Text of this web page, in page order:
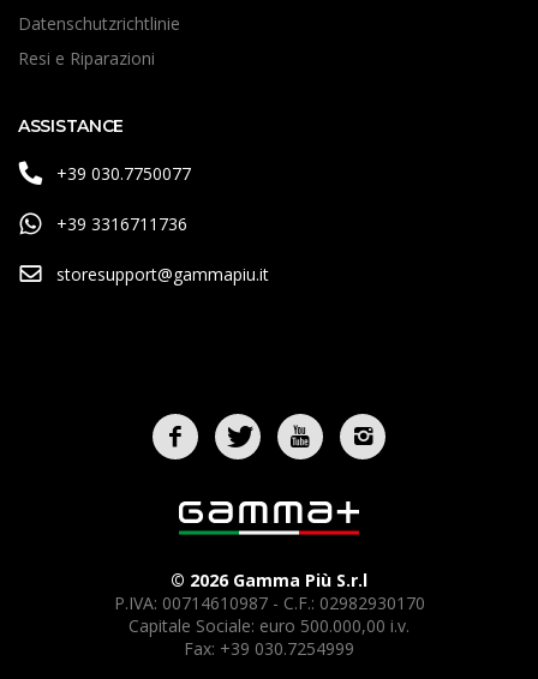
Datenschutzrichtlinie
Resi e Riparazioni
ASSISTANCE
+39 030.7750077
+39 3316711736
storesupport@gammapiu.it
© 2026 Gamma Più S.r.l
P.IVA: 00714610987 - C.F.: 02982930170
Capitale Sociale: euro 500.000,00 i.v.
Fax: +39 030.7254999